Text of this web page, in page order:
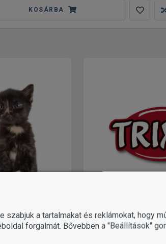
KOSÁRBA
szabjuk a tartalmakat és reklámokat, hogy
forgalmát. Bővebben a "Beállítások"